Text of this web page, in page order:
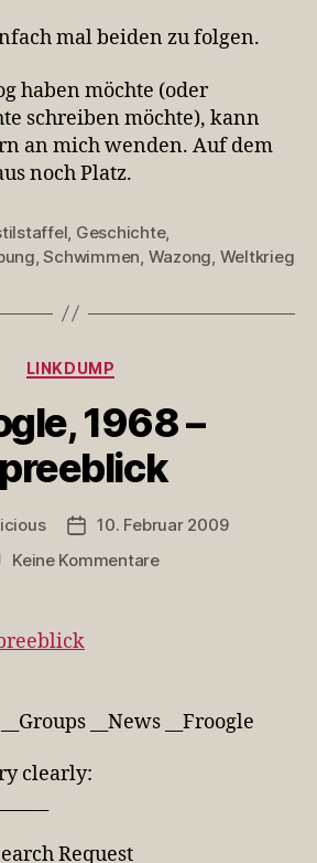
mal beiden zu folgen.
haben möchte (oder
schreiben möchte), kann
an mich wenden. Auf dem
noch Platz.
Geschichte,
,Schwimmen Wazong Weltkrieg
Kategorien
LINKDUMP
1968 –
Veröffentlichungsdatum
10. Februar 2009
Keine Kommentarezu
__Groups __News __Froogle
clearly:
Request